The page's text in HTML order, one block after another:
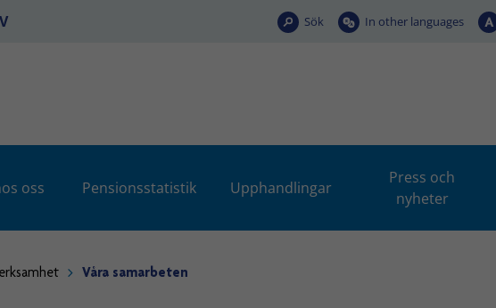
Sök In other languages
oss Pensionsstatistik Upphandlingar
Press och
nyheter
Våra samarbeten